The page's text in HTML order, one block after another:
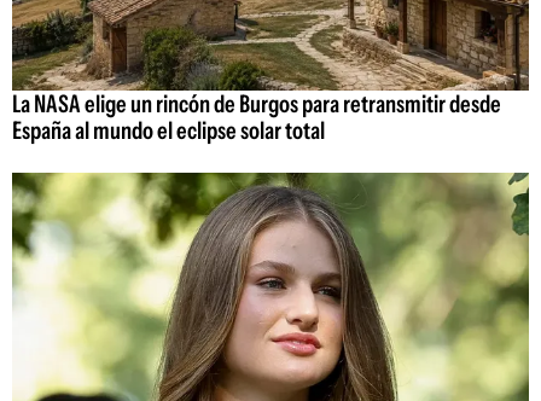
La NASA elige un rincón de Burgos para retransmitir desde
España al mundo el eclipse solar total